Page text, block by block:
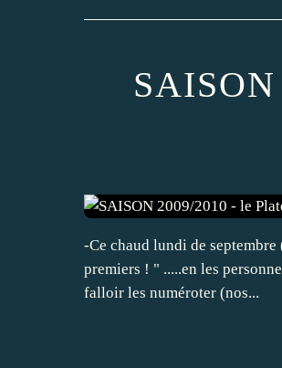
-Ce chaud lundi de
premiers ! " .....en les
falloir les numéroter (nos...